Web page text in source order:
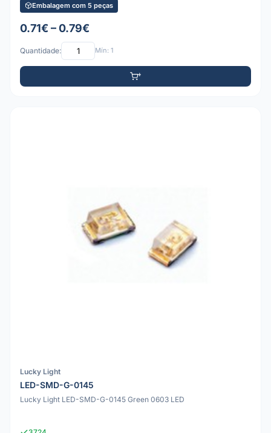
Embalagem com 5 peças
0.71€ – 0.79€
Quantidade: Mín: 1
Lucky Light
LED-SMD-G-0145
Lucky Light LED-SMD-G-0145 Green 0603 LED